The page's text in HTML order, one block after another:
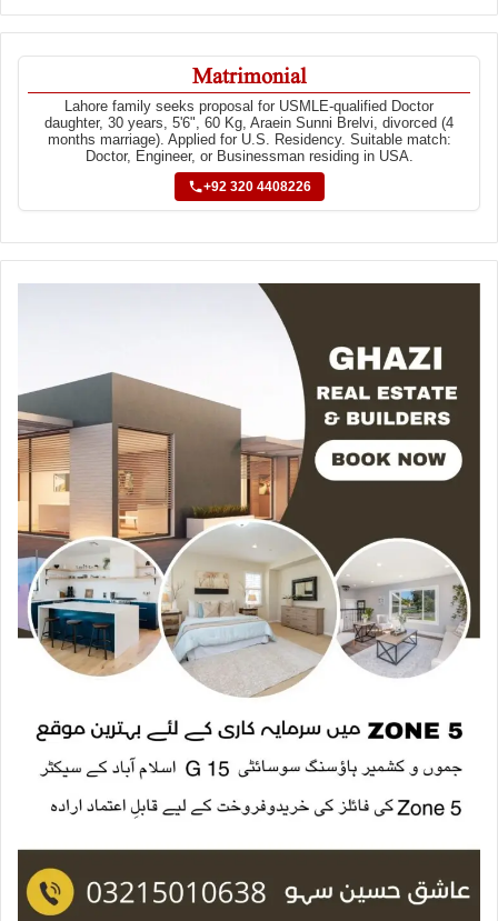
Matrimonial
Lahore family seeks proposal for USMLE-qualified Doctor
daughter, 30 years, 5'6", 60 Kg, Araein Sunni Brelvi, divorced (4
months marriage). Applied for U.S. Residency. Suitable match:
Doctor, Engineer, or Businessman residing in USA.
+92 320 4408226